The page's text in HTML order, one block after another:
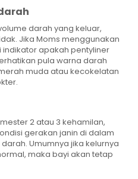
darah yang keluar,
Jika Moms menggunakan
apakah pentyliner
pula warna darah
muda atau kecokelatan
2 atau 3 kehamilan,
gerakan janin di dalam
Umumnya jika kelurnya
maka bayi akan tetap